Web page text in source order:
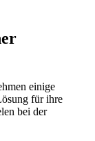
einige
für ihre
bei der